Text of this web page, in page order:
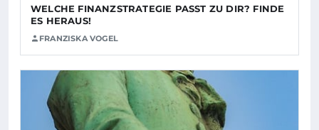
WELCHE FINANZSTRATEGIE PASST ZU DIR? FINDE
ES HERAUS!
FRANZISKA VOGEL